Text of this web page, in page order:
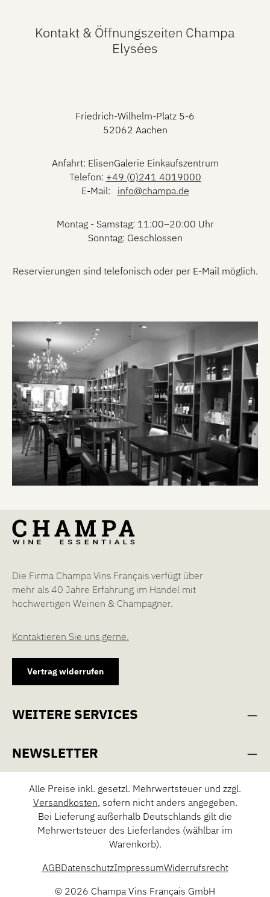
Kontakt & Öffnungszeiten Champa
Elysées
Friedrich-Wilhelm-Platz 5-6
52062 Aachen
Anfahrt: ElisenGalerie Einkaufszentrum
Telefon: +49 (0)241 4019000
E-Mail: info@champa.de
Montag - Samstag: 11:00–20:00 Uhr
Sonntag: Geschlossen
Reservierungen sind telefonisch oder per E-Mail möglich.
Die Firma Champa Vins Français verfügt über
mehr als 40 Jahre Erfahrung im Handel mit
hochwertigen Weinen & Champagner.
Kontaktieren Sie uns gerne.
Vertrag widerrufen
WEITERE SERVICES
NEWSLETTER
Alle Preise inkl. gesetzl. Mehrwertsteuer und zzgl.
Versandkosten, sofern nicht anders angegeben.
Bei Lieferung außerhalb Deutschlands gilt die
Mehrwertsteuer des Lieferlandes (wählbar im
Warenkorb).
© 2026 Champa Vins Français GmbH
AGBDatenschutzImpressumWiderrufsrecht